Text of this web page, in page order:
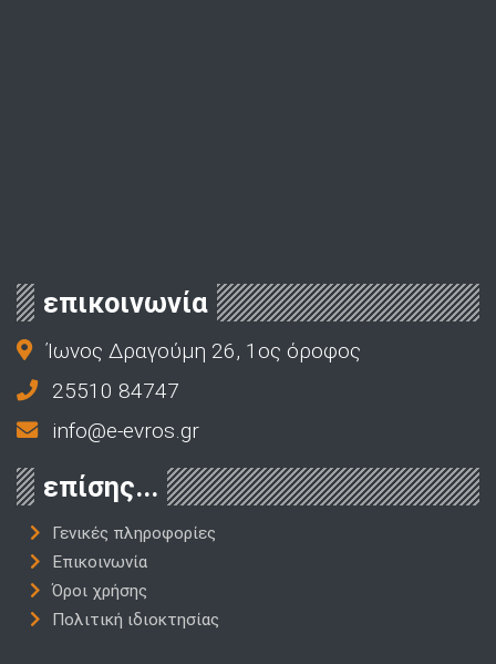
επικοινωνία
Ίωνος Δραγούμη 26, 1ος όροφος
25510 84747
info@e-evros.gr
επίσης...
Γενικές πληροφορίες
Επικοινωνία
Όροι χρήσης
Πολιτική ιδιοκτησίας